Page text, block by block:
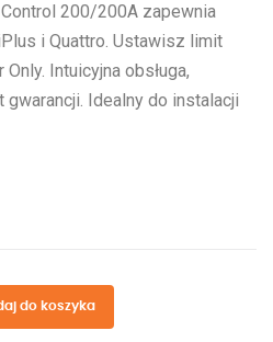
200/200A zapewnia
i Quattro. Ustawisz limit
Intuicyjna obsługa,
gwarancji. Idealny do instalacji
do koszyka